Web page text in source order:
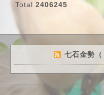
Total 2406245
七石金勢（